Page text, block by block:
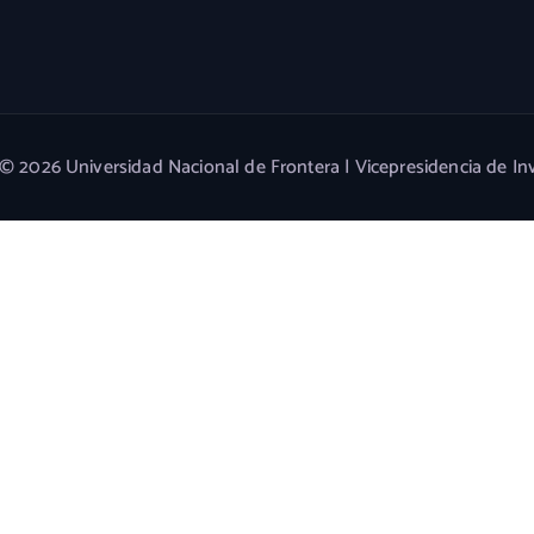
2026 Universidad Nacional de Frontera | Vicepresidencia de